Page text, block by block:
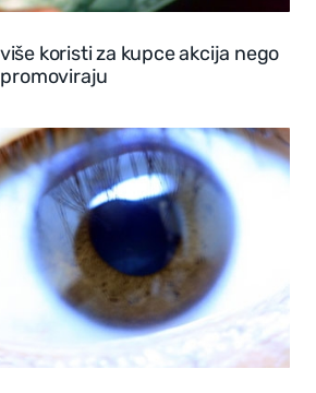
koristi za kupce akcija nego